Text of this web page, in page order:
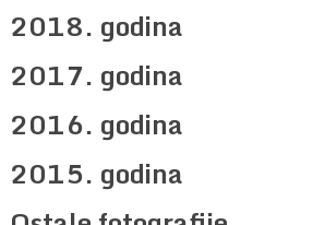
2018. godina
2017. godina
2016. godina
2015. godina